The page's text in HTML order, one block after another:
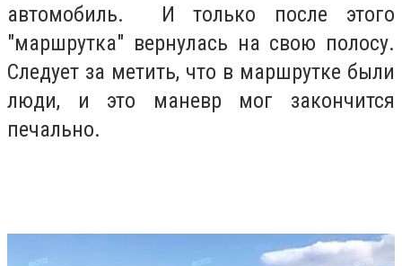
автомобиль. И только после этого
"маршрутка" вернулась на свою полосу.
Следует за метить, что в маршрутке были
люди, и это маневр мог закончится
печально.